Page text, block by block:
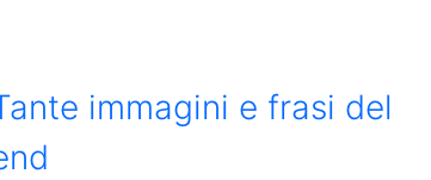
immagini e frasi del